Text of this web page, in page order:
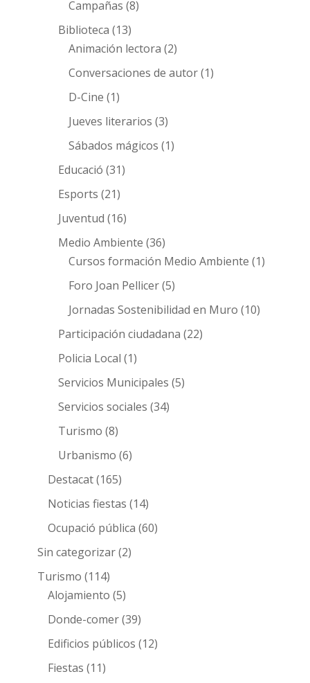
Campañas (8)
Biblioteca (13)
Animación lectora (2)
Conversaciones de autor(1)
D-Cine (1)
Jueves literarios (3)
Sábados mágicos (1)
Educació (31)
Esports (21)
Juventud (16)
Medio Ambiente (36)
Cursos formación Medio Ambiente (1)
Foro Joan Pellicer(5)
Jornadas Sostenibilidad en Muro (10)
Participación ciudadana (22)
Policia Local (1)
Servicios Municipales (5)
Servicios sociales (34)
Turismo (8)
Urbanismo (6)
Destacat(165)
Noticias fiestas (14)
Ocupació pública (60)
Sin categorizar(2)
Turismo (114)
Alojamiento (5)
Donde-comer(39)
Edificios públicos (12)
Fiestas (11)